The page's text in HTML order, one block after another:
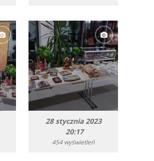
28 stycznia 2023
20:17
454 wyświetleń